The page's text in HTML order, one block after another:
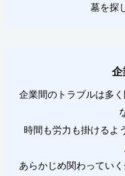
墓を探
企
企業間のトラブルは多
時間も労力も掛けるよ
あらかじめ関わってい